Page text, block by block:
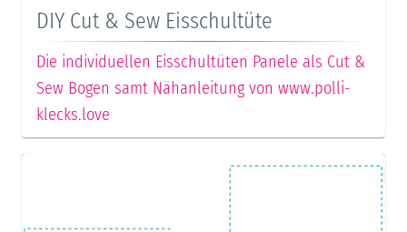
DIY Cut & Sew Eisschultüte
Die individuellen Eisschultüten Panele als Cut &
Sew Bogen samt Nähanleitung von www.polli-
klecks.love